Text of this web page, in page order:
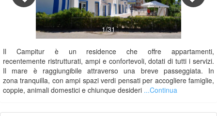
1/31
Il Campitur è un residence che offre appartamenti,
recentemente ristrutturati, ampi e confortevoli, dotati di tutti i servizi.
Il mare è raggiungibile attraverso una breve passeggiata. In
zona tranquilla, con ampi spazi verdi pensati per accogliere famiglie,
coppie, animali domestici e chiunque desideri ...Continua